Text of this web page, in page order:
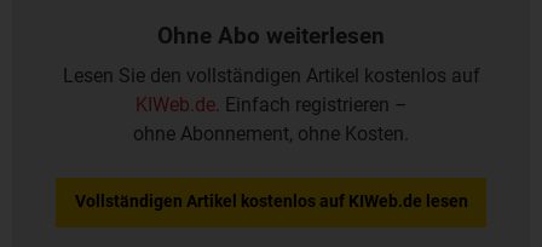
Ohne Abo weiterlesen
Lesen Sie den vollständigen Artikel kostenlos auf
KIWeb.de. Einfach registrieren –
ohne Abonnement, ohne Kosten.
Vollständigen Artikel kostenlos auf KIWeb.de lesen